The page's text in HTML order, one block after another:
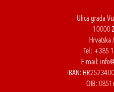
Ulica grada
10000
Hrvatska
Tel: +385
E-mail:
IBAN:
OIB: